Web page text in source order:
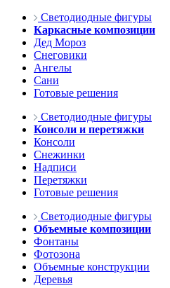
Светодиодные фигуры
Каркасные композиции
Дед Мороз
Снеговики
Ангелы
Сани
Готовые решения
Светодиодные фигуры
Консоли и перетяжки
Консоли
Снежинки
Надписи
Перетяжки
Готовые решения
Светодиодные фигуры
Объемные композиции
Фонтаны
Фотозона
Объемные конструкции
Деревья